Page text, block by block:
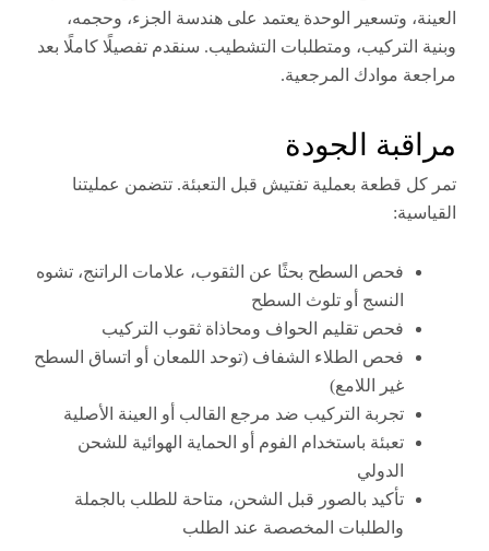
وتسعير الوحدة يعتمد على هندسة الجزء، وحجمه،
ومتطلبات التشطيب. سنقدم تفصيلًا كاملًا بعد
موادك المرجعية.
الجودة
قطعة بعملية تفتيش قبل التعبئة. تتضمن عمليتنا
فحص السطح بحثًا عن الثقوب، علامات الراتنج، تشوه
النسج أو تلوث السطح
فحص تقليم الحواف ومحاذاة ثقوب التركيب
فحص الطلاء الشفاف (توحد اللمعان أو اتساق السطح
تجربة التركيب ضد مرجع القالب أو العينة الأصلية
تعبئة باستخدام الفوم أو الحماية الهوائية للشحن
تأكيد بالصور قبل الشحن، متاحة للطلب بالجملة
والطلبات المخصصة عند الطلب